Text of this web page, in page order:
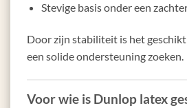
Stevige basis onder een
Door zijn stabiliteit is het
een solide ondersteuning zoeken.
Voor wie is Dunlop latex